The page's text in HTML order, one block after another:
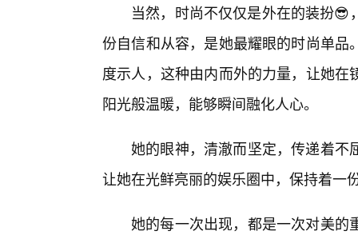
当然，时尚不仅仅是外在的装扮
份自信和从容，是她最耀眼的时尚单
度示人，这种由内而外的力量，让她
阳光般温暖，能够瞬间融化人心。
她的眼神，清澈而坚定，传递着不
让她在光鲜亮丽的娱乐圈中，保持着一
她的每一次出现，都是一次对美的